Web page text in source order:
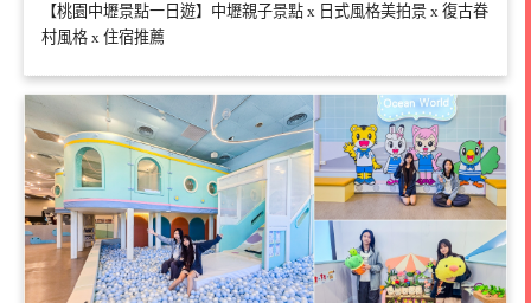
【桃園中壢景點一日遊】中壢親子景點 x 日式風格美拍景 x 復古眷
村風格 x 住宿推薦